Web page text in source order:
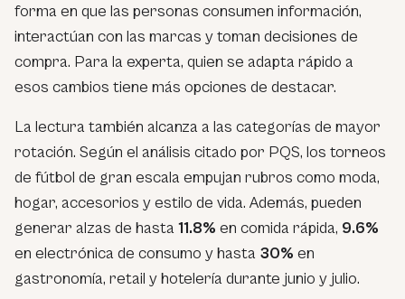
forma en que las personas consumen información,
interactúan con las marcas y toman decisiones de
compra. Para la experta, quien se adapta rápido a
esos cambios tiene más opciones de destacar.
La lectura también alcanza a las categorías de mayor
rotación. Según el análisis citado por PQS, los torneos
de fútbol de gran escala empujan rubros como moda,
hogar, accesorios y estilo de vida. Además, pueden
generar alzas de hasta 11.8% en comida rápida, 9.6%
en electrónica de consumo y hasta 30% en
gastronomía, retail y hotelería durante junio y julio.